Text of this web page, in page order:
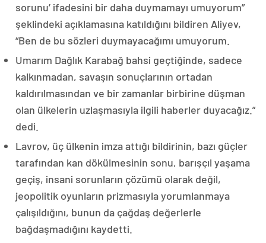
sorunu’ ifadesini bir daha duymamayı umuyorum”
şeklindeki açıklamasına katıldığını bildiren Aliyev,
“Ben de bu sözleri duymayacağımı umuyorum.
Umarım Dağlık Karabağ bahsi geçtiğinde, sadece
kalkınmadan, savaşın sonuçlarının ortadan
kaldırılmasından ve bir zamanlar birbirine düşman
olan ülkelerin uzlaşmasıyla ilgili haberler duyacağız.”
dedi.
Lavrov, üç ülkenin imza attığı bildirinin, bazı güçler
tarafından kan dökülmesinin sonu, barışçıl yaşama
geçiş, insani sorunların çözümü olarak değil,
jeopolitik oyunların prizmasıyla yorumlanmaya
çalışıldığını, bunun da çağdaş değerlerle
bağdaşmadığını kaydetti.